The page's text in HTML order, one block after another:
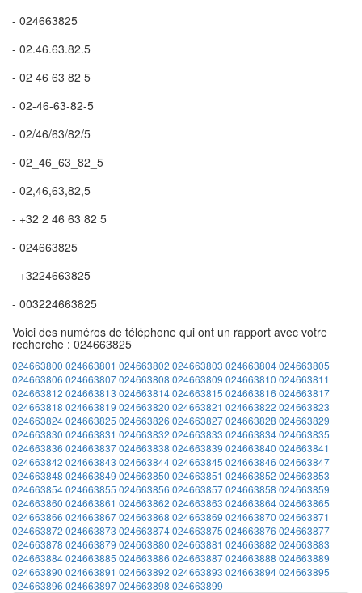
- 024663825
- 02.46.63.82.5
- 02 46 63 82 5
- 02-46-63-82-5
- 02/46/63/82/5
- 02_46_63_82_5
- 02,46,63,82,5
- +32 2 46 63 82 5
- 024663825
- +3224663825
- 003224663825
Voici des numéros de téléphone qui ont un rapport avec votre
recherche : 024663825
024663800 024663801 024663802 024663803 024663804024663805
024663806 024663807024663808 024663809 024663810 024663811
024663812 024663813 024663814024663815 024663816 024663817
024663818 024663819 024663820 024663821 024663822 024663823
024663824024663825 024663826 024663827024663828 024663829
024663830 024663831 024663832 024663833 024663834024663835
024663836 024663837024663838 024663839 024663840 024663841
024663842 024663843 024663844024663845 024663846 024663847
024663848 024663849 024663850 024663851 024663852 024663853
024663854024663855 024663856 024663857024663858 024663859
024663860 024663861 024663862 024663863 024663864024663865
024663866 024663867024663868 024663869 024663870 024663871
024663872 024663873 024663874024663875 024663876 024663877
024663878 024663879 024663880 024663881 024663882 024663883
024663884024663885 024663886 024663887024663888 024663889
024663890 024663891 024663892 024663893 024663894024663895
024663896 024663897024663898 024663899